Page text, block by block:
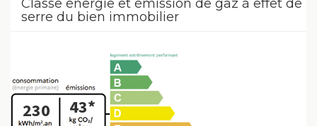
Classe énergie et émission de gaz à effet de
serre du bien immobilier
230 43*